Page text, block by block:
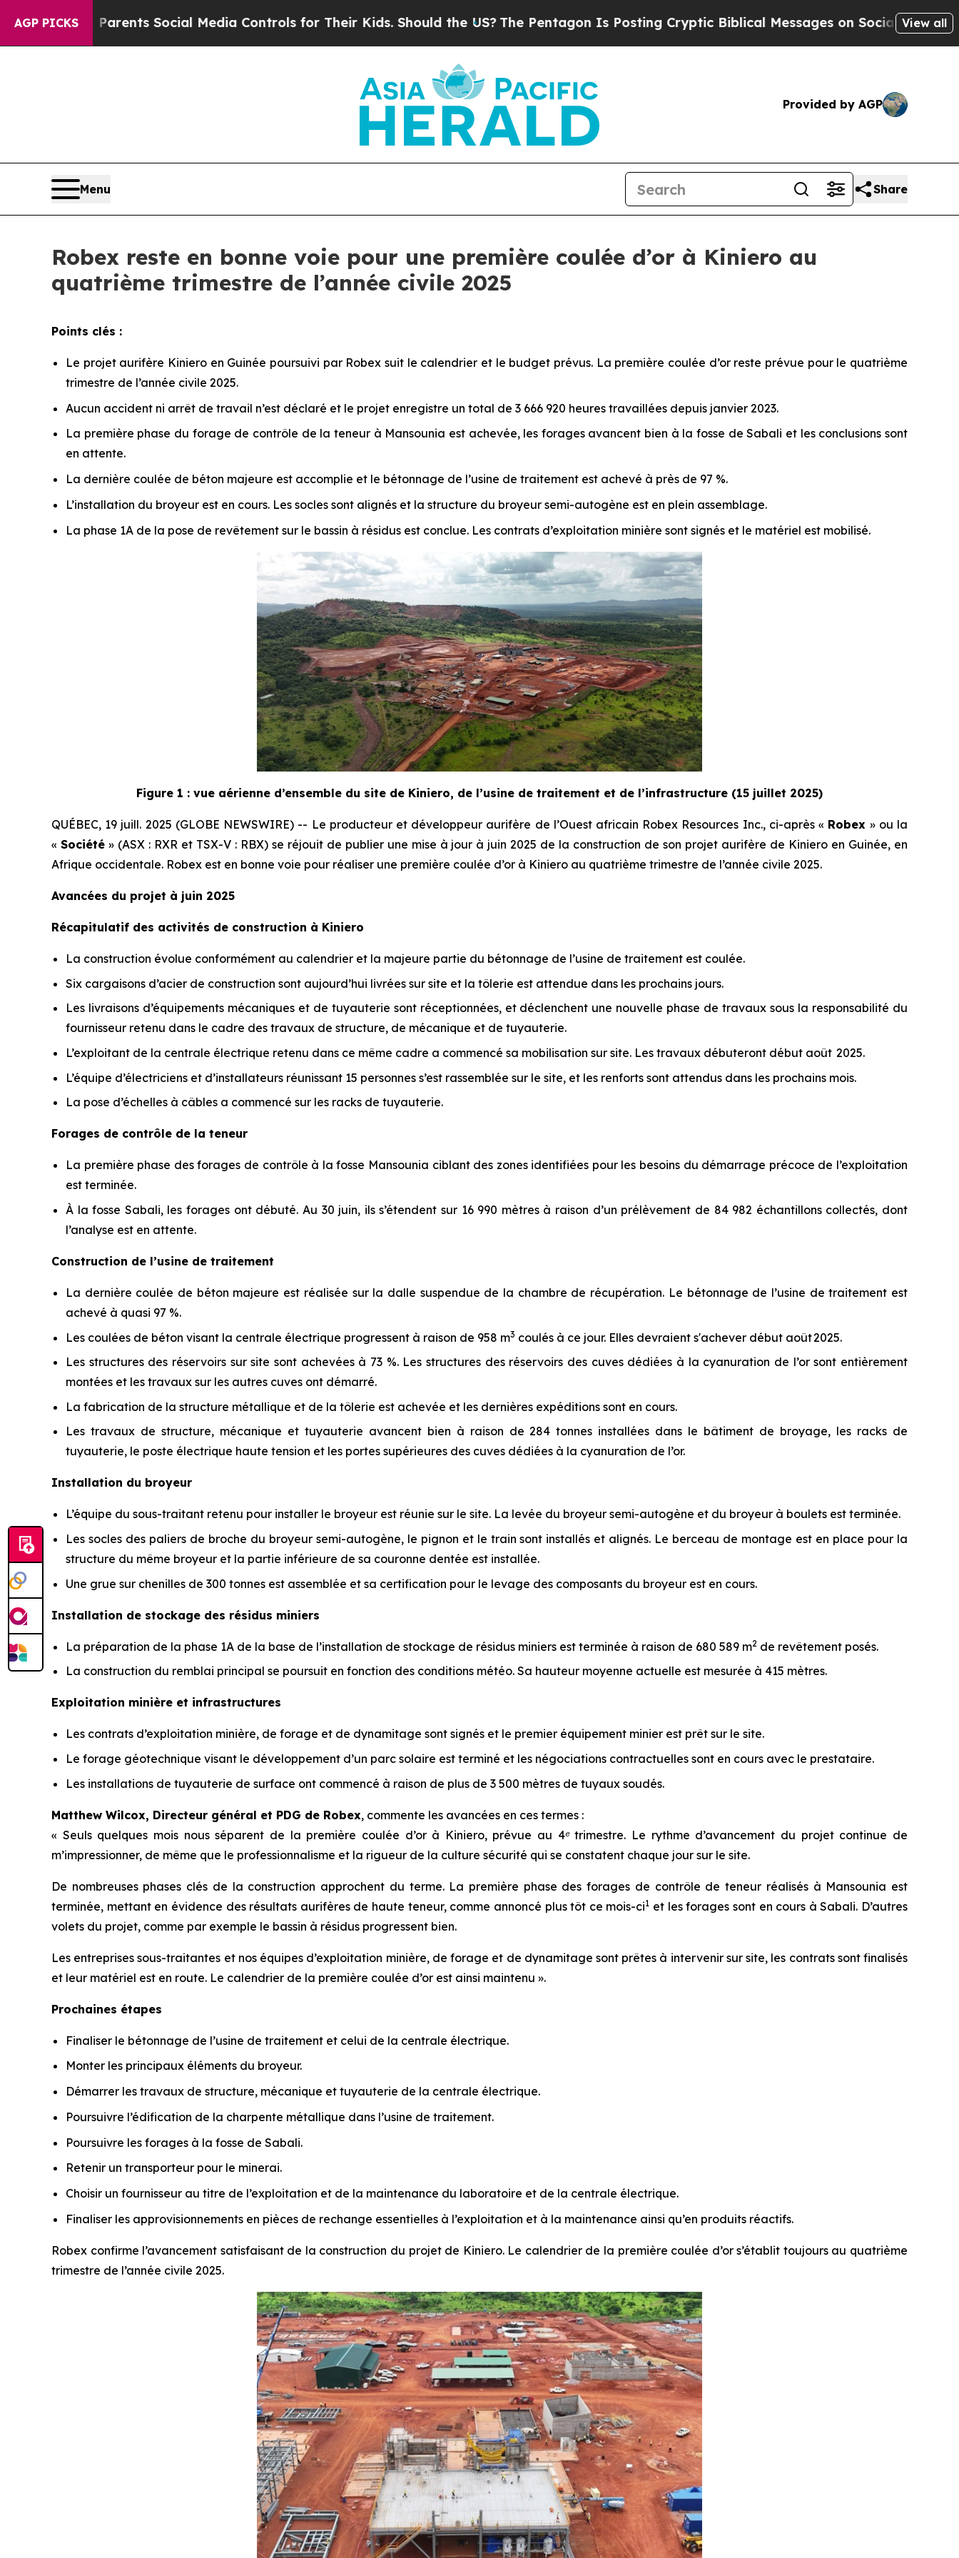
AGP PICKS
Social Media Controls for Their Kids. Should the US?The Pentagon Is Posting Cryptic Biblical Messages on Social MediaBig Food vs. TheView all
Provided by AGP
Menu Share
Robex reste en bonne voie pour une première coulée d’or à Kiniero au
quatrième trimestre de l’année civile 2025
Points clés :
Le projet aurifère Kiniero en Guinée poursuivi par Robex suit le calendrier et le budget prévus. La première coulée d’or reste prévue pour le quatrième
trimestre de l’année civile 2025.
Aucun accident ni arrêt de travail n’est déclaré et le projet enregistre un total de 3 666 920 heures travaillées depuis janvier 2023.
La première phase du forage de contrôle de la teneur à Mansounia est achevée, les forages avancent bien à la fosse de Sabali et les conclusions sont
en attente.
La dernière coulée de béton majeure est accomplie et le bétonnage de l’usine de traitement est achevé à près de 97 %.
L’installation du broyeur est en cours. Les socles sont alignés et la structure du broyeur semi-autogène est en plein assemblage.
La phase 1A de la pose de revêtement sur le bassin à résidus est conclue. Les contrats d’exploitation minière sont signés et le matériel est mobilisé.
Figure 1 : vue aérienne d’ensemble du site de Kiniero, de l’usine de traitement et de l’infrastructure (15 juillet 2025)
QUÉBEC, 19 juill. 2025 (GLOBE NEWSWIRE) -- Le producteur et développeur aurifère de l’Ouest africain Robex Resources Inc., ci-après « Robex » ou la
« Société» (ASX : RXR et TSX-V : RBX) se réjouit de publier une mise à jour à juin 2025 de la construction de son projet aurifère de Kiniero en Guinée, en
Afrique occidentale. Robex est en bonne voie pour réaliser une première coulée d’or à Kiniero au quatrième trimestre de l’année civile 2025.
Avancées du projet à juin 2025
Récapitulatif des activités de construction à Kiniero
La construction évolue conformément au calendrier et la majeure partie du bétonnage de l’usine de traitement est coulée.
Six cargaisons d’acier de construction sont aujourd’hui livrées sur site et la tôlerie est attendue dans les prochains jours.
Les livraisons d’équipements mécaniques et de tuyauterie sont réceptionnées, et déclenchent une nouvelle phase de travaux sous la responsabilité du
fournisseur retenu dans le cadre des travaux de structure, de mécanique et de tuyauterie.
L’exploitant de la centrale électrique retenu dans ce même cadre a commencé sa mobilisation sur site. Les travaux débuteront début août 2025.
L’équipe d’électriciens et d’installateurs réunissant 15 personnes s’est rassemblée sur le site, et les renforts sont attendus dans les prochains mois.
La pose d’échelles à câbles a commencé sur les racks de tuyauterie.
Forages de contrôle de la teneur
La première phase des forages de contrôle à la fosse Mansounia ciblant des zones identifiées pour les besoins du démarrage précoce de l’exploitation
est terminée.
À la fosse Sabali, les forages ont débuté. Au 30 juin, ils s’étendent sur 16 990 mètres à raison d’un prélèvement de 84 982 échantillons collectés, dont
l’analyse est en attente.
Construction de l’usine de traitement
La dernière coulée de béton majeure est réalisée sur la dalle suspendue de la chambre de récupération. Le bétonnage de l’usine de traitement est
achevé à quasi 97 %.
Les coulées de béton visant la centrale électrique progressent à raison de 958 m3 coulés à ce jour. Elles devraient s'achever début août 2025.
Les structures des réservoirs sur site sont achevées à 73 %. Les structures des réservoirs des cuves dédiées à la cyanuration de l’or sont entièrement
montées et les travaux sur les autres cuves ont démarré.
La fabrication de la structure métallique et de la tôlerie est achevée et les dernières expéditions sont en cours.
Les travaux de structure, mécanique et tuyauterie avancent bien à raison de 284 tonnes installées dans le bâtiment de broyage, les racks de
tuyauterie, le poste électrique haute tension et les portes supérieures des cuves dédiées à la cyanuration de l’or.
Installation du broyeur
L’équipe du sous-traitant retenu pour installer le broyeur est réunie sur le site. La levée du broyeur semi-autogène et du broyeur à boulets est terminée.
Les socles des paliers de broche du broyeur semi-autogène, le pignon et le train sont installés et alignés. Le berceau de montage est en place pour la
structure du même broyeur et la partie inférieure de sa couronne dentée est installée.
Une grue sur chenilles de 300 tonnes est assemblée et sa certification pour le levage des composants du broyeur est en cours.
Installation de stockage des résidus miniers
La préparation de la phase 1A de la base de l’installation de stockage de résidus miniers est terminée à raison de 680 589 m2 de revêtement posés.
La construction du remblai principal se poursuit en fonction des conditions météo. Sa hauteur moyenne actuelle est mesurée à 415 mètres.
Exploitation minière et infrastructures
Les contrats d’exploitation minière, de forage et de dynamitage sont signés et le premier équipement minier est prêt sur le site.
Le forage géotechnique visant le développement d’un parc solaire est terminé et les négociations contractuelles sont en cours avec le prestataire.
Les installations de tuyauterie de surface ont commencé à raison de plus de 3 500 mètres de tuyaux soudés.
Matthew Wilcox, Directeur général et PDG de Robex, commente les avancées en ces termes :
« Seuls quelques mois nous séparent de la première coulée d’or à Kiniero, prévue au 4ᵉ trimestre. Le rythme d’avancement du projet continue de
m’impressionner, de même que le professionnalisme et la rigueur de la culture sécurité qui se constatent chaque jour sur le site.
De nombreuses phases clés de la construction approchent du terme. La première phase des forages de contrôle de teneur réalisés à Mansounia est
terminée, mettant en évidence des résultats aurifères de haute teneur, comme annoncé plus tôt ce mois-ci1 et les forages sont en cours à Sabali. D’autres
volets du projet, comme par exemple le bassin à résidus progressent bien.
Les entreprises sous-traitantes et nos équipes d’exploitation minière, de forage et de dynamitage sont prêtes à intervenir sur site, les contrats sont finalisés
et leur matériel est en route. Le calendrier de la première coulée d’or est ainsi maintenu ».
Prochaines étapes
Finaliser le bétonnage de l’usine de traitement et celui de la centrale électrique.
Monter les principaux éléments du broyeur.
Démarrer les travaux de structure, mécanique et tuyauterie de la centrale électrique.
Poursuivre l’édification de la charpente métallique dans l’usine de traitement.
Poursuivre les forages à la fosse de Sabali.
Retenir un transporteur pour le minerai.
Choisir un fournisseur au titre de l’exploitation et de la maintenance du laboratoire et de la centrale électrique.
Finaliser les approvisionnements en pièces de rechange essentielles à l’exploitation et à la maintenance ainsi qu’en produits réactifs.
Robex confirme l’avancement satisfaisant de la construction du projet de Kiniero. Le calendrier de la première coulée d’or s’établit toujours au quatrième
trimestre de l’année civile 2025.